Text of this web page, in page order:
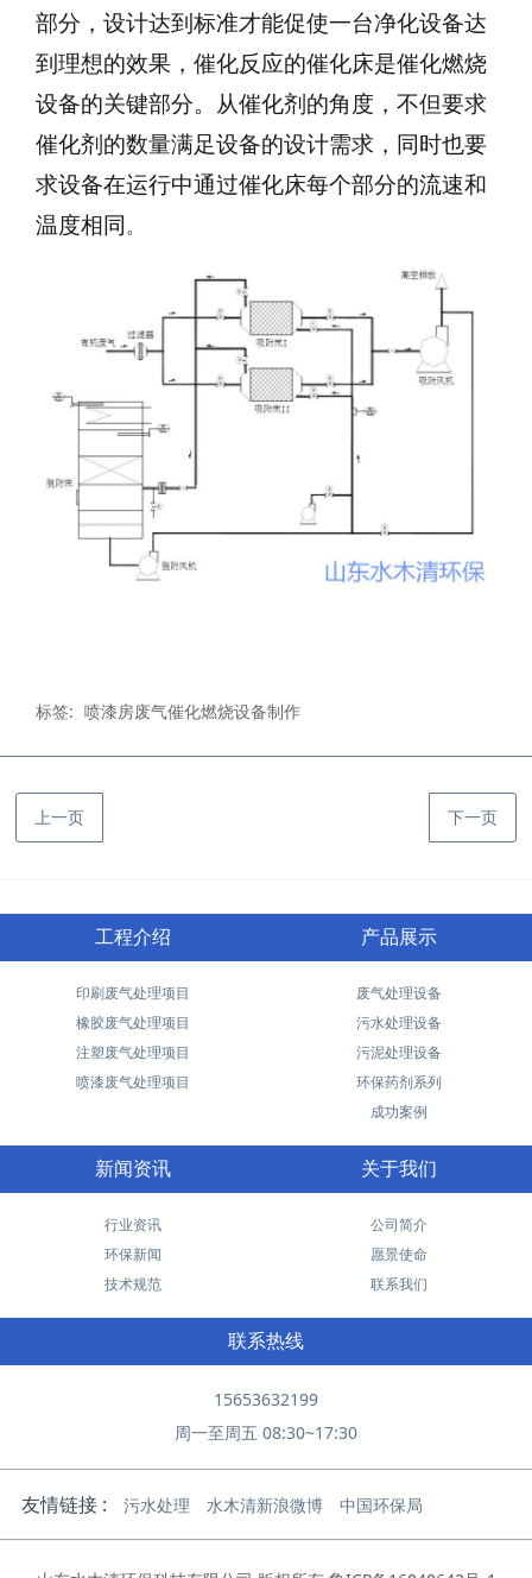
部分，设计达到标准才能促使一台净化设备达
到理想的效果，催化反应的催化床是催化燃烧
设备的关键部分。从催化剂的角度，不但要求
催化剂的数量满足设备的设计需求，同时也要
求设备在运行中通过催化床每个部分的流速和
温度相同 。
标签: 喷漆房废气催化燃烧设备制作
上一页 下一页
工程介绍
印刷废气处理项目
橡胶废气处理项目
注塑废气处理项目
喷漆废气处理项目
产品展示
废气处理设备
污水处理设备
污泥处理设备
环保药剂系列
成功案例
新闻资讯
行业资讯
环保新闻
技术规范
关于我们
公司简介
愿景使命
联系我们
联系热线
15653632199
周一至周五 08:30~17:30
友情链接 : 污水处理 水木清新浪微博 中国环保局